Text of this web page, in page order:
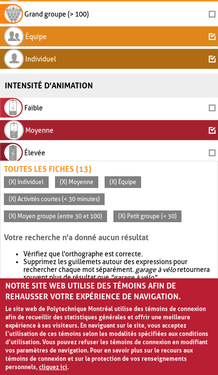
Grand groupe (> 100)
Équipe
Individuel
INTENSITÉ D'ANIMATION
Faible
Moyenne
Élevée
TOUTES LES FICHES (13)
(X) Individuel (X) Moyenne (X) Équipe
(X) Activités courtes (< 30 minutes)
(X) Moyen groupe (entre 30 et 100) (X) Petit groupe (< 30)
Votre recherche n'a donné aucun résultat
Vérifiez que l'orthographe est correcte.
Supprimez les guillemets autour des expressions pour
rechercher chaque mot séparément. garage à véloretournera
souvent plus de résultat que"garage à vélo".
Envisagez d'élargir votre recherche avec OR.garage OR vélo
retournera souvent plus de résultat quegarage à vélo
NOTRE SITE WEB UTILISE DES TÉMOINS AFIN DE
REHAUSSER VOTRE EXPÉRIENCE DE NAVIGATION.
Le site web de Polytechnique Montréal utilise des témoins de connexion
afin de recueillir des statistiques générales et offrir une meilleure
expérience à ses visiteurs. En naviguant sur le site, vous acceptez
l’utilisation de ces témoins selon les modalités spécifiées aux conditions
d’utilisation. Vous pouvez refuser les témoins de connexion en modifiant
vos paramètres de navigation. Pour en savoir plus sur le recours aux
témoins de connexion et sur la protection de vos renseignements
personnels,cliquez ici.